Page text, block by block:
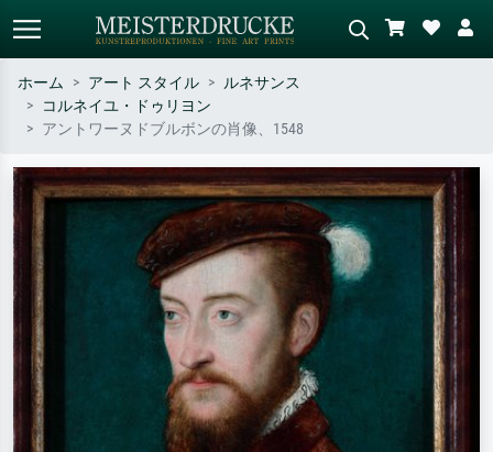
標準検索
– 例：モネ、星月夜、印象派、北
斎の波、ヌード。
緑の草原、赤の多い抽象画、暗い
油絵、木のそばの立ち姿のヌー
ド。
ホーム アート スタイル
ルネサンス
コルネイユ・ドゥリヨン
アントワーヌドブルボンの肖像、1548